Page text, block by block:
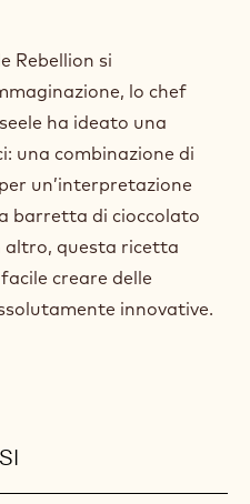
Rebellion si
lo chef
ha ideato una
una combinazione di
un’interpretazione
barretta di cioccolato
altro, questa ricetta
creare delle
innovative.